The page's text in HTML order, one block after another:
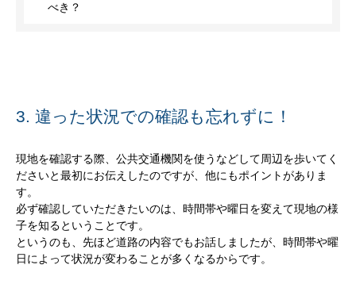
べき？
3. 違った状況での確認も忘れずに！
現地を確認する際、公共交通機関を使うなどして周辺を歩いてく
ださいと最初にお伝えしたのですが、他にもポイントがありま
す。
必ず確認していただきたいのは、時間帯や曜日を変えて現地の様
子を知るということです。
というのも、先ほど道路の内容でもお話しましたが、時間帯や曜
日によって状況が変わることが多くなるからです。